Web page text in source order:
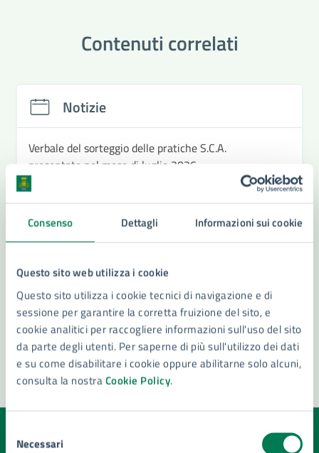
Consenso Dettagli Informazioni sui cookie
Questo sito web utilizza i cookie
Questo sito utilizza i cookie tecnici di navigazione e di
sessione per garantire la corretta fruizione del sito, e
cookie analitici per raccogliere informazioni sull'uso del sito
da parte degli utenti. Per saperne di più sull'utilizzo dei dati
e su come disabilitare i cookie oppure abilitarne solo alcuni,
consulta la nostraCookie Policy.
delNecessari
Contenuti correlati
Notizie
Verbale del sorteggio delle pratiche S.C.A.
presentate nel mese di luglio 2026
Verbale del sorteggio delle pratiche S.C.A.
Ricevimento S.U.E (Servizio Edilizia Privata)
sospeso agli utenti
Verbale del sorteggio delle pratiche S.C.A.
Vedi altri 6
Quanto sono chiare le informazioni su questa